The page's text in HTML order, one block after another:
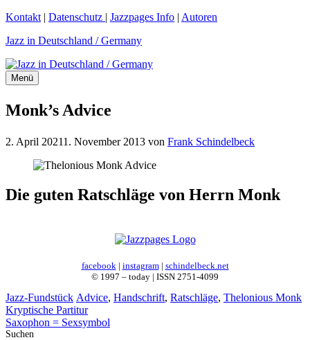
Zum
springen
Kontakt | Datenschutz | Jazzpages Info | Autoren
Jazz in Deutschland / Germany
Menü
Monk’s Advice
2. April 20211. November 2013 von Frank Schindelbeck
Die guten Ratschläge von Herrn Monk
facebook | instagram| schindelbeck.net
© 1997 – today | ISSN 2751-4099
Kategorien
Jazz-Fundstück Schlagwörter
Advice, Handschrift, Ratschläge, Thelonious Monk
Kryptische Partitur
Saxophon = Sexsymbol
Suchen